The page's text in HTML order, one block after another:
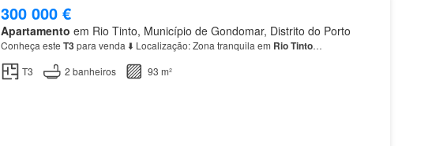
300 000 €
Apartamento em Rio Tinto, Município de Gondomar, Distrito do Porto
Conheça este T3para venda ⬇️ Localização: Zona tranquila em RioTinto…
T3
2 banheiros 93 m²